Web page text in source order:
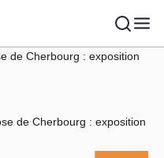
de Cherbourg : exposition
de Cherbourg : exposition